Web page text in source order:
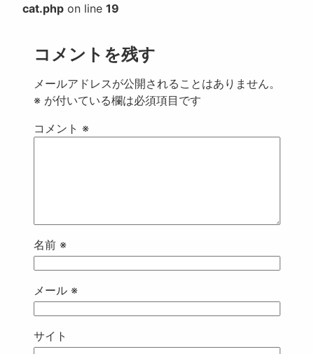
cat.php on line 19
コメントを残す
メールアドレスが公開されることはありません。
※ が付いている欄は必須項目です
コメント ※
名前 ※
メール ※
サイト